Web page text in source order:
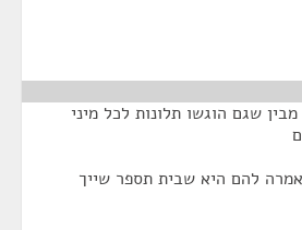
שגם הוגשו תלונות לכל מיני
להם היא שבית תספר שייך